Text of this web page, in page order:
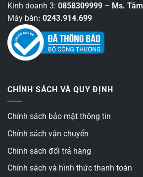
Kinh doanh 3: 0858309999 – Ms. Tâm
Máy bàn: 0243.914.699
CHÍNH SÁCH VÀ QUY ĐỊNH
Chính sách bảo mật thông tin
Chính sách vận chuyển
Chính sách đổi trả hàng
Chính sách và hình thức thanh toán